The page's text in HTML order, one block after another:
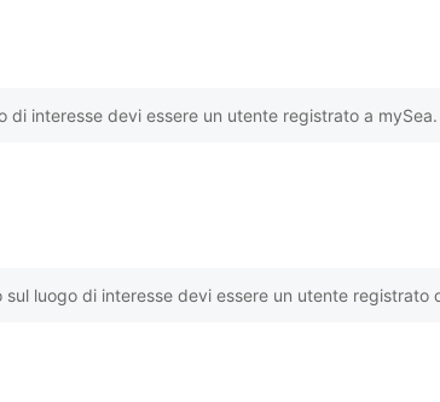
di interesse devi essere un utente registrato a mySea.
luogo di interesse devi essere un utente registrato